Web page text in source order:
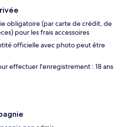
obligatoire (par carte de crédit, de
pour les frais accessoires
officielle avec photo peut être
effectuer l'enregistrement : 18 ans